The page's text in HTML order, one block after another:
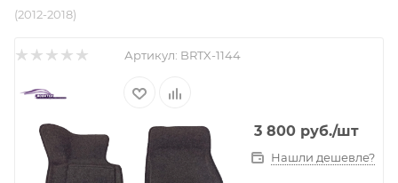
(2012-2018)
Артикул: BRTX-1144
3 800 руб./шт
Нашли дешевле?